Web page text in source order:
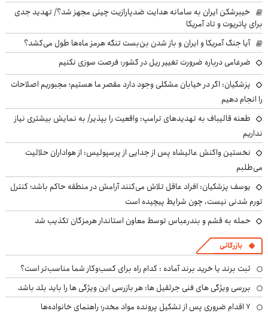
خیبرشکن ایران به سامانه هدایت ضدپارازیت چینی مجهز شد؟/ تهدید جدی
برای پاتریوت و تاد آمریکا
آیا جنگ آمریکا و ایران و باز شدن بن‌بست تنگه هرمز ماه‌ها طول می‌کشد؟
ضرغامی درباره ضرورت تغییر ریل در کشور: فرصت سوزی نکنیم
پزشکیان: اگر در خیابان مشکلی وجود دارد مقصر ما هستیم؛ مجبوریم اصلاحات
را انجام دهیم
طعنه قالیباف به تهدیدهای ترامپ: واقعیت را بپذیر/ به نمایش بیشتری نیاز
نداریم
نخستین واکنش عالیشاه پس از جدایی از پرسپولیس: از هواداران حلالیت
می‌طلبم
یوسف پزشکیان: افراد عاقل تلاش می‌کنند آرامش در منطقه حاکم باشد؛ کنترل
تورم شدنی نیست، چون شرایط پیچیده است
حمله به قشم و بندرعباس توسط معاون استاندار هرمزگان تکذیب شد
بازرگانی
ثبت برند یا خرید برند آماده : کدام راه برای کسب‌وکار شما مناسب‌تر است؟
بررسی ویژگی های فنی جرثقیل ها: هر بازرسی این ویژگی ها را باید بلد باشد
۷ اقدام ضروری پس از تشکیل پرونده مواد مخدر؛ راهنمای خانواده‌ها